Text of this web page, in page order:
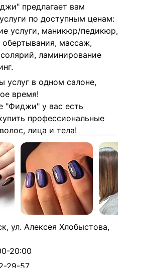
предлагает вам
по доступным ценам:
услуги, маникюр/педикюр,
обертывания, массаж,
ламинирование
услуг в одном салоне,
время!
"Фиджи" у вас есть
профессиональные
лица и тела!
ул. Алексея Хлобыстова,
20:00
29-57